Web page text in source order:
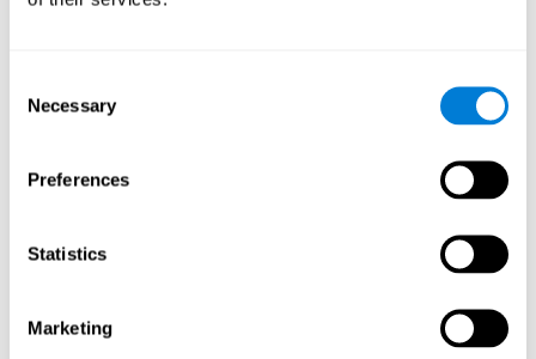
Selection
Necessary
Preferences
Statistics
Marketing
הנתונים
המאפשרות לנו להפוך נתונים גולמיים למידע
מאורגן ובעל ערך.
יצירת מסדי נתונים וירטואליים באמצעות כלים כמו
חזקים עבור מגוון יישומים פנימיים וחיצוניים.
בדרך זו, אנו יכולים לבנות מסדי נתונים אישיים,